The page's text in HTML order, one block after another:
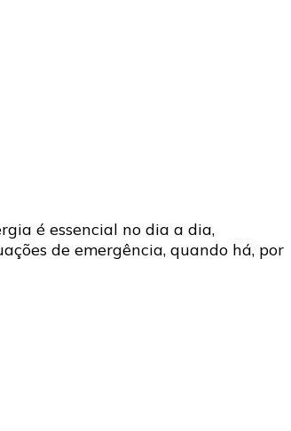
é essencial no dia a dia,
de emergência, quando há, por